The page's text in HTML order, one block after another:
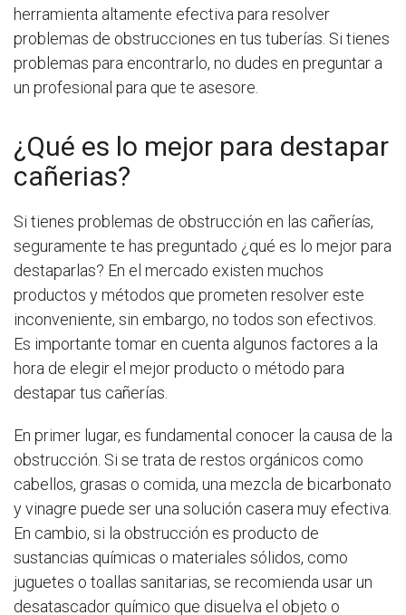
herramienta altamente efectiva para resolver
problemas de obstrucciones en tus tuberías. Si tienes
problemas para encontrarlo, no dudes en preguntar a
un profesional para que te asesore.
¿Qué es lo mejor para destapar
cañerias?
Si tienes problemas de obstrucción en las cañerías,
seguramente te has preguntado ¿qué es lo mejor para
destaparlas? En el mercado existen muchos
productos y métodos que prometen resolver este
inconveniente, sin embargo, no todos son efectivos.
Es importante tomar en cuenta algunos factores a la
hora de elegir el mejor producto o método para
destapar tus cañerías.
En primer lugar, es fundamental conocer la causa de la
obstrucción. Si se trata de restos orgánicos como
cabellos, grasas o comida, una mezcla de bicarbonato
y vinagre puede ser una solución casera muy efectiva.
En cambio, si la obstrucción es producto de
sustancias químicas o materiales sólidos, como
juguetes o toallas sanitarias, se recomienda usar un
desatascador químico que disuelva el objeto o